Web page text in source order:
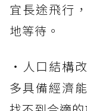
宜長途飛行
地等待。
・人口結構
多具備經濟